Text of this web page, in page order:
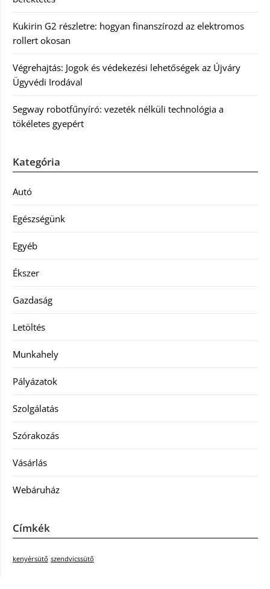
Kukirin G2 részletre: hogyan finanszírozd az elektromos
rollert okosan
Végrehajtás: Jogok és védekezési lehetőségek az Újváry
Ügyvédi Irodával
Segway robotfűnyíró: vezeték nélküli technológia a
tökéletes gyepért
Kategória
Autó
Egészségünk
Egyéb
Ékszer
Gazdaság
Letöltés
Munkahely
Pályázatok
Szolgálatás
Szórakozás
Vásárlás
Webáruház
Címkék
kenyérsütő szendvicssütő